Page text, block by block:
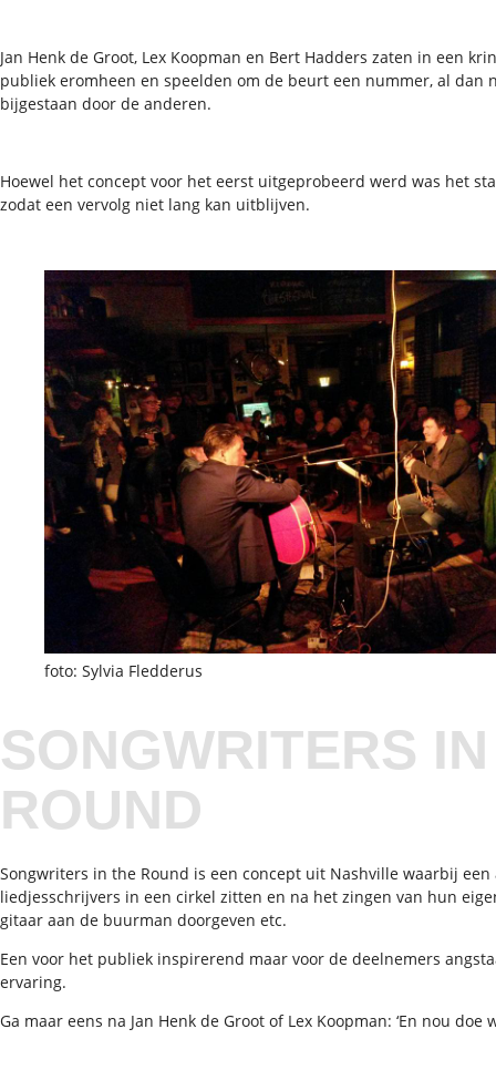
Jan Henk de Groot, Lex Koopman en Bert Hadders zaten in een
publiek eromheen en speelden om de beurt een nummer, al dan
bijgestaan door de anderen.
Hoewel het concept voor het eerst uitgeprobeerd werd was het
zodat een vervolg niet lang kan uitblijven.
foto: Sylvia Fledderus
SONGWRITERS
ROUND
Songwriters in the Round is een concept uit Nashville waarbij een
liedjesschrijvers in een cirkel zitten en na het zingen van hun
gitaar aan de buurman doorgeven etc.
Een voor het publiek inspirerend maar voor de deelnemers
ervaring.
Ga maar eens na Jan Henk de Groot of Lex Koopman: ‘En nou doe